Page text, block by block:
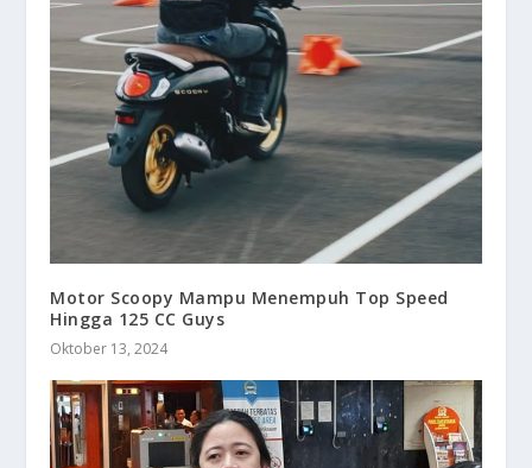
Motor Scoopy Mampu Menempuh Top Speed
Hingga 125 CC Guys
Oktober 13, 2024